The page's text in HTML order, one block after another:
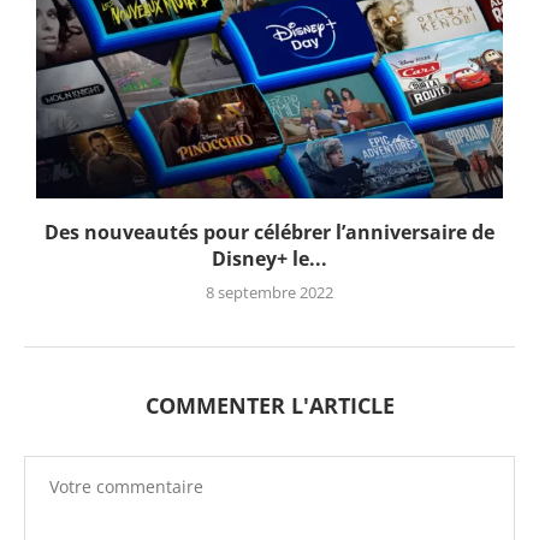
Des nouveautés pour célébrer l’anniversaire de
Disney+ le...
8 septembre 2022
COMMENTER L'ARTICLE